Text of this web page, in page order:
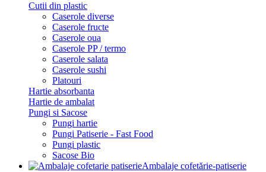
Cutii din plastic
Caserole diverse
Caserole fructe
Caserole oua
Caserole PP / termo
Caserole salata
Caserole sushi
Platouri
Hartie absorbanta
Hartie de ambalat
Pungi si Sacose
Pungi hartie
Pungi Patiserie - Fast Food
Pungi plastic
Sacose Bio
Ambalaje cofetărie-patiserie